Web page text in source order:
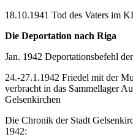
18.10.1941 Tod des Vaters im
Die Deportation nach Riga
Jan. 1942 Deportationsbefehl
24.-27.1.1942 Friedel mit der
verbracht in das Sammellager
Gelsenkirchen
Die Chronik der Stadt
1942: